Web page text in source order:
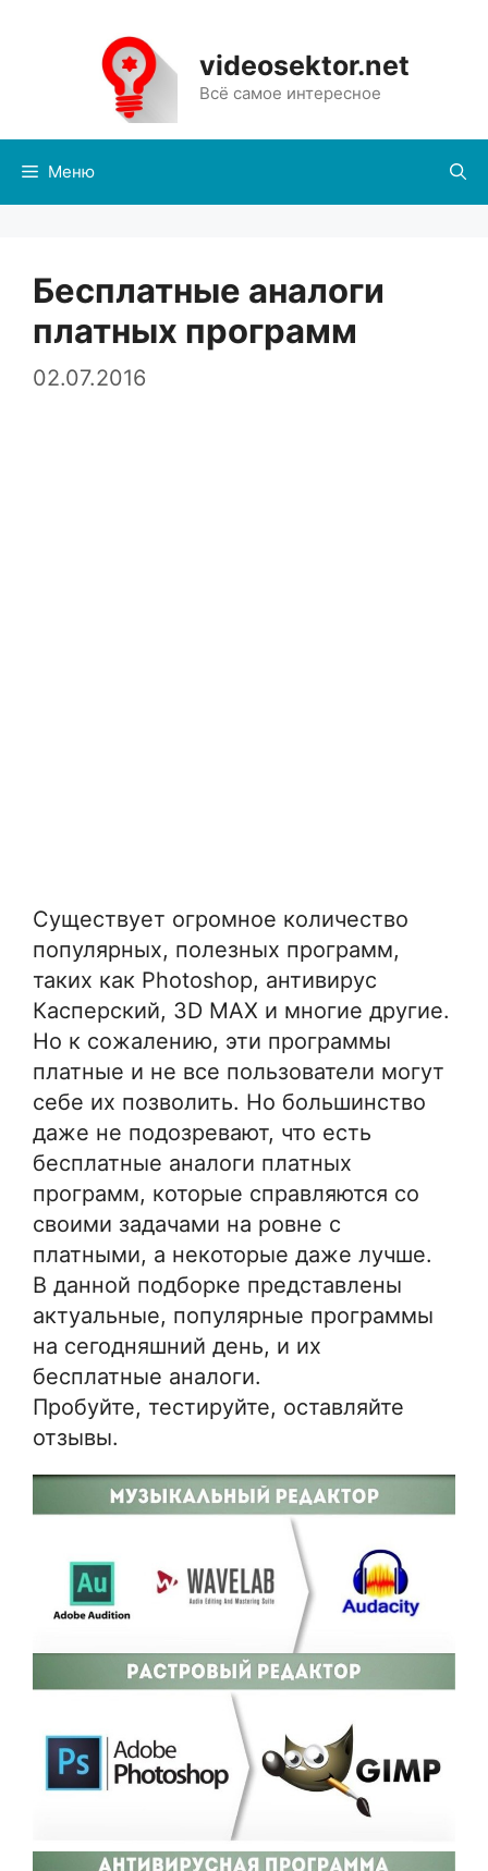
содержимому
videosektor.net
Всё самое интересное
Меню
Бесплатные аналоги
платных программ
02.07.2016
Существует огромное количество
популярных, полезных программ,
таких как Photoshop, антивирус
Касперский, 3D MAX и многие другие.
Но к сожалению, эти программы
платные и не все пользователи могут
себе их позволить. Но большинство
даже не подозревают, что есть
бесплатные аналоги платных
программ, которые справляются со
своими задачами на ровне с
платными, а некоторые даже лучше.
В данной подборке представлены
актуальные, популярные программы
на сегодняшний день, и их
бесплатные аналоги.
Пробуйте, тестируйте, оставляйте
отзывы.